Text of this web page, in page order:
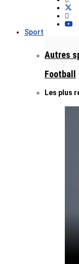
Sport
Autres
Football
Les plus